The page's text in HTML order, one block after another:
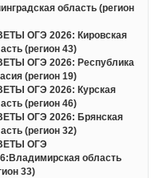
область (регион
ОГЭ 2026: Кировская
(регион 43)
ОГЭ 2026: Республика
(регион 19)
ОГЭ 2026: Курская
(регион 46)
ОГЭ 2026: Брянская
(регион 32)
ОГЭ
область
33)